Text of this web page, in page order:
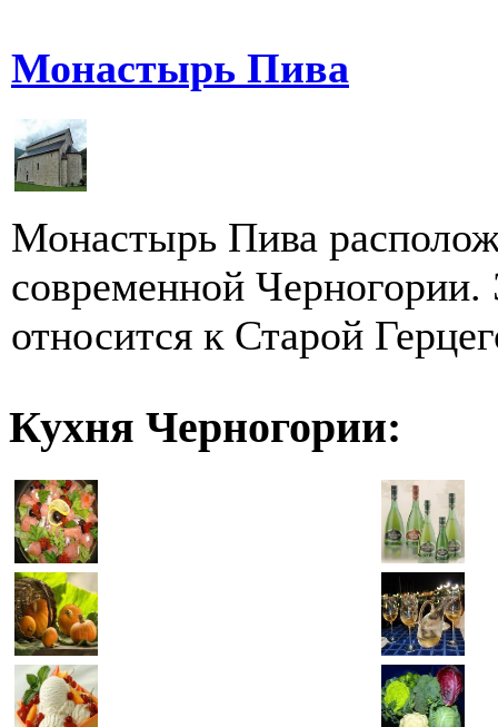
Монастырь Пива
Монастырь Пива
современной Черногории.
относится к Старой
Кухня Черногории: